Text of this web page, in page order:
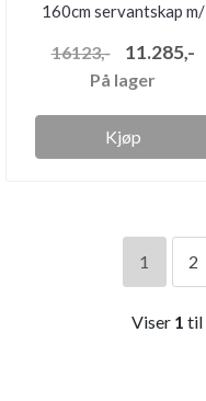
160cm servantskap m/
16123,- 11.285,-
På lager
Kjøp
1 2
Viser 1 til